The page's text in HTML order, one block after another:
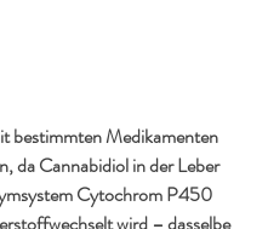
bestimmten Medikamenten
da Cannabidiol in der Leber
Cytochrom P450
wird – dasselbe